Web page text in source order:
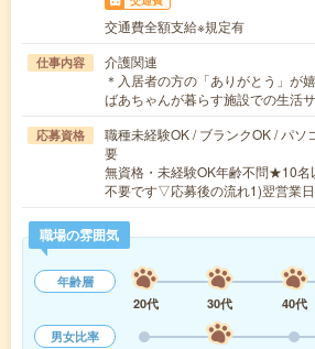
交通費全額支給※規定有
仕事内容
介護関連
＊入居者の方の「ありがとう」が
ばあちゃんが暮らす施設での生活
応募資格
職種未経験OK / ブランクOK / パソ
要
無資格・未経験OK年齢不問★10
不要です▽応募後の流れ1)翌営業
職場の雰囲気
年齢層
20代
30代 40代
男女比率